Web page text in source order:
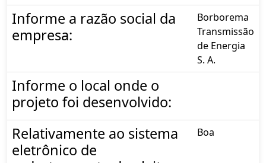
Informe a razão social da
empresa:
Borborema
Transmissão
de Energia
S. A.
Informe o local onde o
projeto foi desenvolvido:
Relativamente ao sistema
eletrônico de
Boa